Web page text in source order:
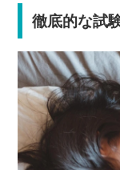
徹底的な試